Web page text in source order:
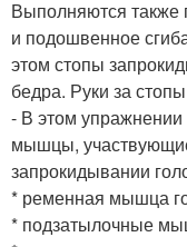
Выполняются также
и подошвенное
этом стопы
бедра. Руки за
- В этом
мышцы,
запрокидывании
* ременная мышца
* подзатылочные